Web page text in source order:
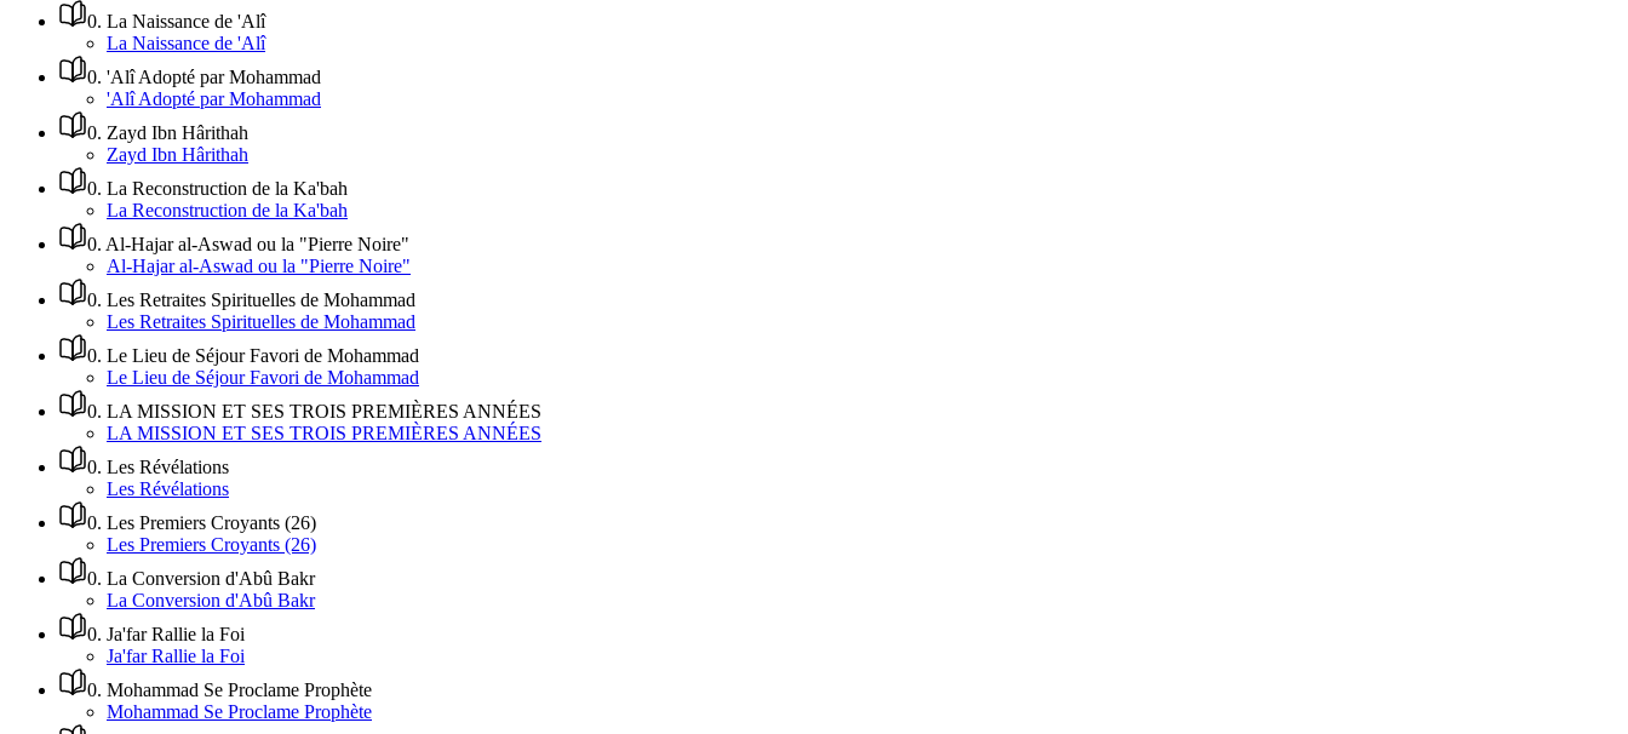
0. La Naissance de 'Alî
La Naissance de 'Alî
0. 'Alî Adopté par Mohammad
'Alî Adopté par Mohammad
0. Zayd Ibn Hârithah
Zayd Ibn Hârithah
0. La Reconstruction de la Ka'bah
La Reconstruction de la Ka'bah
0. Al-Hajar al-Aswad ou la "Pierre Noire"
Al-Hajar al-Aswad ou la "Pierre Noire"
0. Les Retraites Spirituelles de Mohammad
Les Retraites Spirituelles de Mohammad
0. Le Lieu de Séjour Favori de Mohammad
Le Lieu de Séjour Favori de Mohammad
0. LA MISSION ET SES TROIS PREMIÈRES ANNÉES
LA MISSION ET SES TROIS PREMIÈRES ANNÉES
0. Les Révélations
Les Révélations
0. Les Premiers Croyants (26)
Les Premiers Croyants (26)
0. La Conversion d'Abû Bakr
La Conversion d'Abû Bakr
0. Ja'far Rallie la Foi
Ja'far Rallie la Foi
0. Mohammad Se Proclame Prophète
Mohammad Se Proclame Prophète